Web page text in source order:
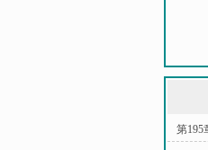
第195